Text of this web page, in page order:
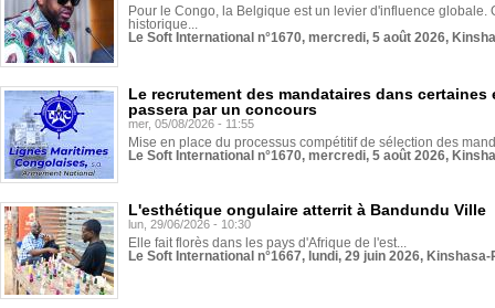
Pour le Congo, la Belgique est un levier d'influence globale.
historique...
Le Soft International n°1670, mercredi, 5 août 2026,
Le recrutement des mandataires dans
passera par un concours
mer, 05/08/2026 - 11:55
Mise en place du processus compétitif de sélection des
Le Soft International n°1670, mercredi, 5 août 2026,
L'esthétique ongulaire atterrit à Bandundu Ville
lun, 29/06/2026 - 10:30
Elle fait florès dans les pays d'Afrique de l'est...
Le Soft International n°1667, lundi, 29 juin 2026,